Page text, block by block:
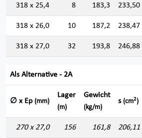
318 x 25,4 8 183,3 233,50
318 x 26,0 10 187,2 238,47
318 x 27,0 32 193,8 246,88
Als Alternative - 2A
∅ x Ep (mm)
Lager
(m)
Gewicht
(kg/m)
s (cm2)
270 x 27,0 156 161,8 206,11